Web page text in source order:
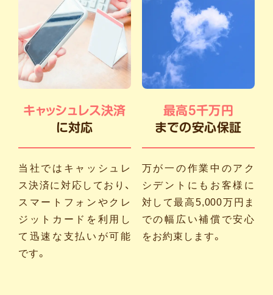
キャッシュレス決済
に対応
当社ではキャッシュレ
ス決済に対応しており、
スマートフォンやクレ
ジットカードを利用し
て迅速な支払いが可能
です。
最高5千万円
までの安心保証
万が一の作業中のアク
シデントにもお客様に
対して最高5,000万円ま
での幅広い補償で安心
をお約束します。